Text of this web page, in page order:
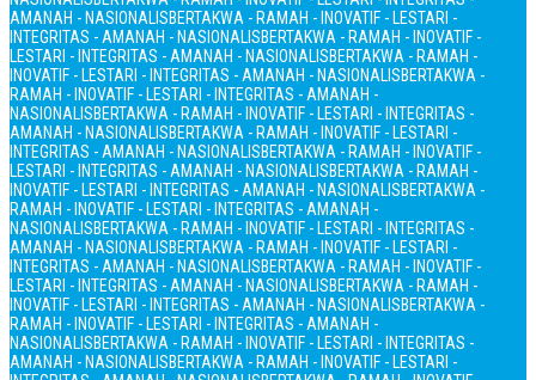
AMANAH - NASIONALISBERTAKWA - RAMAH - INOVATIF - LESTARI -
INTEGRITAS - AMANAH - NASIONALISBERTAKWA - RAMAH - INOVATIF -
LESTARI - INTEGRITAS - AMANAH - NASIONALISBERTAKWA - RAMAH -
INOVATIF - LESTARI - INTEGRITAS - AMANAH - NASIONALISBERTAKWA -
RAMAH - INOVATIF - LESTARI - INTEGRITAS - AMANAH -
NASIONALISBERTAKWA - RAMAH - INOVATIF - LESTARI - INTEGRITAS -
AMANAH - NASIONALISBERTAKWA - RAMAH - INOVATIF - LESTARI -
INTEGRITAS - AMANAH - NASIONALISBERTAKWA - RAMAH - INOVATIF -
LESTARI - INTEGRITAS - AMANAH - NASIONALISBERTAKWA - RAMAH -
INOVATIF - LESTARI - INTEGRITAS - AMANAH - NASIONALISBERTAKWA -
RAMAH - INOVATIF - LESTARI - INTEGRITAS - AMANAH -
NASIONALISBERTAKWA - RAMAH - INOVATIF - LESTARI - INTEGRITAS -
AMANAH - NASIONALISBERTAKWA - RAMAH - INOVATIF - LESTARI -
INTEGRITAS - AMANAH - NASIONALISBERTAKWA - RAMAH - INOVATIF -
LESTARI - INTEGRITAS - AMANAH - NASIONALISBERTAKWA - RAMAH -
INOVATIF - LESTARI - INTEGRITAS - AMANAH - NASIONALISBERTAKWA -
RAMAH - INOVATIF - LESTARI - INTEGRITAS - AMANAH -
NASIONALISBERTAKWA - RAMAH - INOVATIF - LESTARI - INTEGRITAS -
AMANAH - NASIONALISBERTAKWA - RAMAH - INOVATIF - LESTARI -